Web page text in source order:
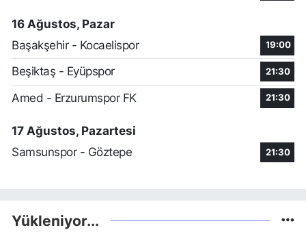
16 Ağustos, Pazar
Başakşehir - Kocaelispor
19:00
Beşiktaş - Eyüpspor 21:30
Amed - Erzurumspor FK 21:30
17 Ağustos, Pazartesi
Samsunspor - Göztepe
21:30
Yükleniyor...